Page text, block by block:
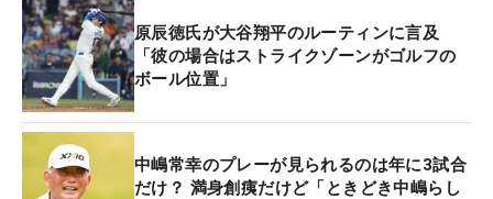
原辰徳氏が大谷翔平のルーティンに言及
「彼の場合はストライクゾーンがゴルフの
ボール位置」
中嶋常幸のプレーが見られるのは年に3試合
だけ？ 満身創痍だけど「ときどき中嶋らし